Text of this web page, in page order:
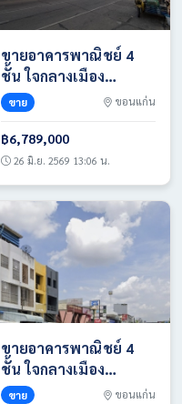
ขายอาคารพาณิชย์ 4
ชั้น ใจกลางเมือง
ขอนแก่น ทำเล ศูนย์รวม
ของกิน เดินทางสะดวก
เข้า-ออกได้หลายเส้น
ทาง โทร 0817420943
ขาย ขอนแก่น
฿6,789,000
26 มิ.ย. 2569 13:06 น.
ขายอาคารพาณิชย์ 4
ชั้น ใจกลางเมือง
ขอนแก่น (ถนน 6 เลน
ขาย ขอนแก่น